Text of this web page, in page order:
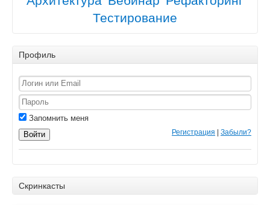
Тестирование
Профиль
Запомнить меня
Регистрация Забыли?
Войти
Скринкасты